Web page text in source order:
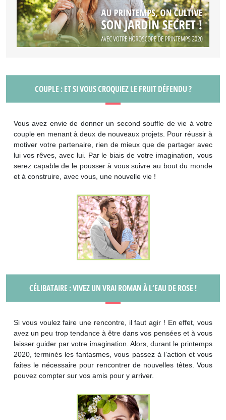
COUPLE : ET SI VOUS CROQUIEZ LE FRUIT DÉFENDU ?
Vous avez envie de donner un second souffle de vie à votre
couple en menant à deux de nouveaux projets. Pour réussir à
motiver votre partenaire, rien de mieux que de partager avec
lui vos rêves, avec lui. Par le biais de votre imagination, vous
serez capable de le pousser à vous suivre au bout du monde
et à construire, avec vous, une nouvelle vie !
CÉLIBATAIRE : VIVEZ UN VRAI ROMAN À L’EAU DE ROSE !
Si vous voulez faire une rencontre, il faut agir ! En effet, vous
avez un peu trop tendance à être dans vos pensées et à vous
laisser guider par votre imagination. Alors, durant le printemps
2020, terminés les fantasmes, vous passez à l’action et vous
faites le nécessaire pour rencontrer de nouvelles têtes. Vous
pouvez compter sur vos amis pour y arriver.